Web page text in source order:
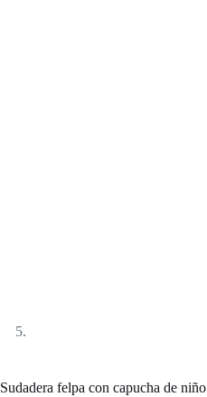
Sudadera felpa con capucha de niño